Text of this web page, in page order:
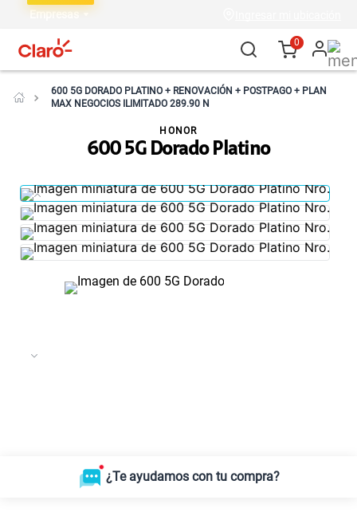
Empresas
0
600 5G DORADO PLATINO + RENOVACIÓN + POSTPAGO + PLAN
MAX NEGOCIOS ILIMITADO 289.90 N
600 5G Dorado Platino
HONOR
¿Te ayudamos con tu compra?